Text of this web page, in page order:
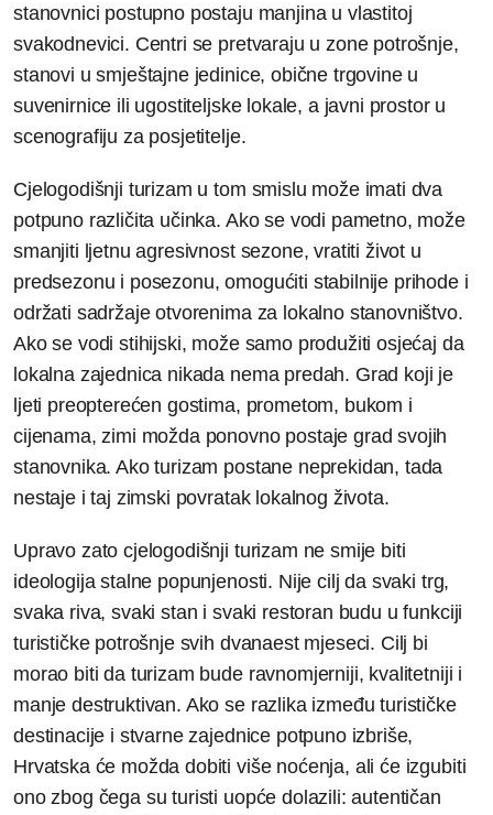
stanovnici postupno postaju manjina u vlastitoj
svakodnevici. Centri se pretvaraju u zone potrošnje,
stanovi u smještajne jedinice, obične trgovine u
suvenirnice ili ugostiteljske lokale, a javni prostor u
scenografiju za posjetitelje.
Cjelogodišnji turizam u tom smislu može imati dva
potpuno različita učinka. Ako se vodi pametno, može
smanjiti ljetnu agresivnost sezone, vratiti život u
predsezonu i posezonu, omogućiti stabilnije prihode i
održati sadržaje otvorenima za lokalno stanovništvo.
Ako se vodi stihijski, može samo produžiti osjećaj da
lokalna zajednica nikada nema predah. Grad koji je
ljeti preopterećen gostima, prometom, bukom i
cijenama, zimi možda ponovno postaje grad svojih
stanovnika. Ako turizam postane neprekidan, tada
nestaje i taj zimski povratak lokalnog života.
Upravo zato cjelogodišnji turizam ne smije biti
ideologija stalne popunjenosti. Nije cilj da svaki trg,
svaka riva, svaki stan i svaki restoran budu u funkciji
turističke potrošnje svih dvanaest mjeseci. Cilj bi
morao biti da turizam bude ravnomjerniji, kvalitetniji i
manje destruktivan. Ako se razlika između turističke
destinacije i stvarne zajednice potpuno izbriše,
Hrvatska će možda dobiti više noćenja, ali će izgubiti
ono zbog čega su turisti uopće dolazili: autentičan